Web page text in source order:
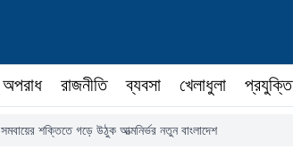
অপরাধ রাজনীতি ব্যবসা খেলাধুলা প্রযুক্তি
সমবায়ের শক্তিতে গড়ে উঠুক আত্মনির্ভর নতুন বাংলাদেশ